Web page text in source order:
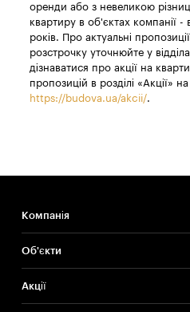
оренди або з невеликою
квартиру в об'єктах компанії -
років. Про актуальні
розстрочку уточнюйте у
дізнаватися про акції на
пропозицій в розділі «Акції»
https://budova.ua/akcii/.
Компанія
Об'єкти
Акції